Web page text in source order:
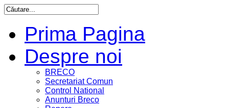
Prima Pagina
Despre noi
BRECO
Secretariat Comun
Control National
Anunturi Breco